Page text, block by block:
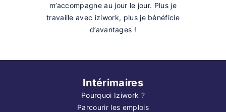
m’accompagne au jour le jour. Plus je
travaille avec iziwork, plus je bénéficie
d’avantages !
Intérimaires
Pourquoi Iziwork ?
Parcourir les emplois